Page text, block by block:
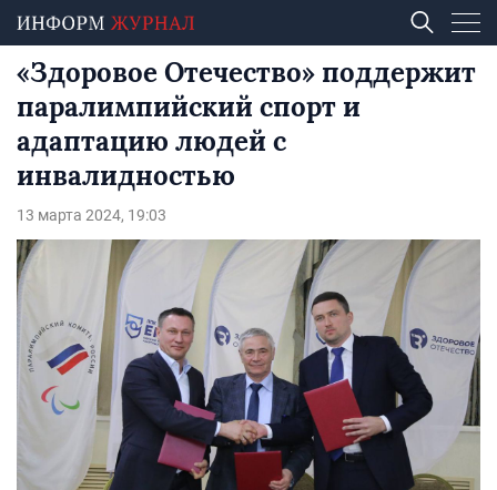
«Здоровое Отечество» поддержит
паралимпийский спорт и
адаптацию людей с
инвалидностью
13 марта 2024, 19:03